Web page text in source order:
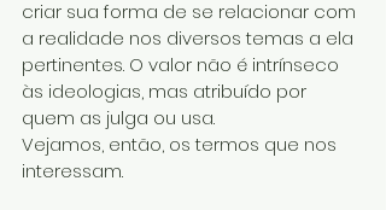
criar sua forma de se relacionar com
a realidade nos diversos temas a ela
pertinentes. O valor não é intrínseco
às ideologias, mas atribuído por
quem as julga ou usa.
Vejamos, então, os termos que nos
interessam.